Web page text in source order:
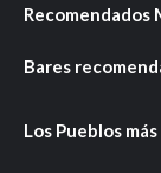
Recomendados
Bares
Los Pueblos